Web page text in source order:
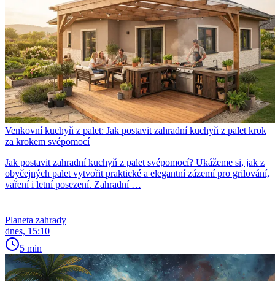
Venkovní kuchyň z palet: Jak postavit zahradní kuchyň z palet krok
za krokem svépomocí
Jak postavit zahradní kuchyň z palet svépomocí? Ukážeme si, jak z
obyčejných palet vytvořit praktické a elegantní zázemí pro grilování,
vaření i letní posezení. Zahradní …
Planeta zahrady
dnes, 15:10
5 min